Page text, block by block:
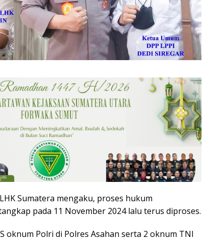
Sumatera mengaku, proses hukum
pada 11 November 2024 lalu terus diproses.
oknum Polri di Polres Asahan serta 2 oknum TNI